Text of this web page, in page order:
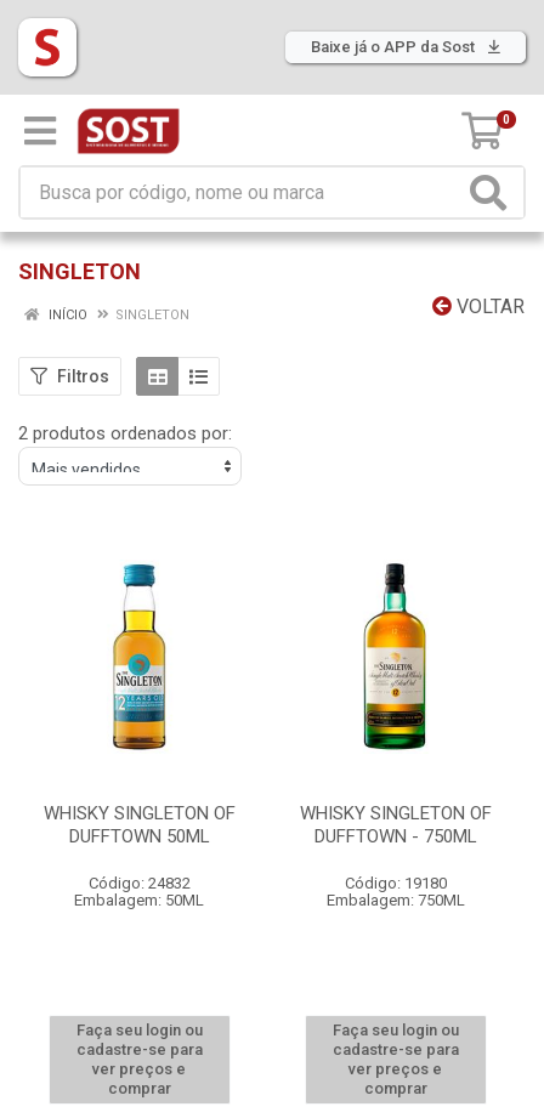
Baixe já o APP da Sost
0
SINGLETON
VOLTAR
INÍCIO SINGLETON
Filtros
2 produtos ordenados por:
WHISKY SINGLETON OF
DUFFTOWN 50ML
Código: 24832
Embalagem: 50ML
Faça seu login ou
cadastre-se para
ver preços e
comprar
WHISKY SINGLETON OF
DUFFTOWN - 750ML
Código: 19180
Embalagem: 750ML
Faça seu login ou
cadastre-se para
ver preços e
comprar